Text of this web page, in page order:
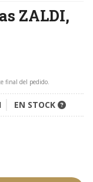
ZALDI,
final del pedido.
EN STOCK